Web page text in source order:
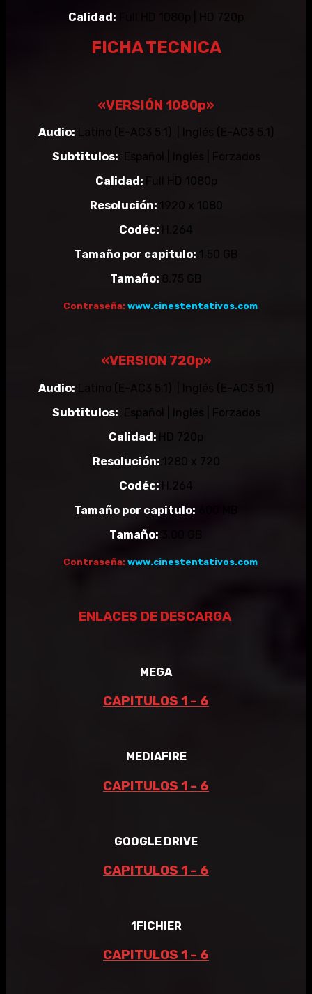
Calidad: Full HD 1080p | HD 720p
FICHA TECNICA
«VERSIÓN 1080p»
Audio: Latino (E-AC3 5.1) | Inglés (E-AC3 5.1)
Subtitulos:
Español | Inglés | Forzados
Calidad:
Full HD 1080p
Resolución:
1920 x 1080
Codéc:
H.264
Tamaño por capitulo: 1.50 GB
Tamaño: 8.75 GB
Contraseña: www.cinestentativos.com
«VERSION 720p»
Audio:
Subtitulos:
Español | Inglés | Forzados
Calidad:
Resolución: 1280 x 720
Codéc: H.264
Tamaño por capitulo:
Tamaño:
Contraseña: www.cinestentativos.com
ENLACES DE DESCARGA
MEGA
CAPITULOS 1 – 6
MEDIAFIRE
CAPITULOS 1 – 6
GOOGLE DRIVE
CAPITULOS 1 – 6
1FICHIER
CAPITULOS 1 – 6